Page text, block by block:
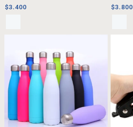
$3.400
$3.800